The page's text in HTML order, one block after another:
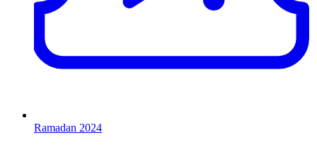
Ramadan 2024